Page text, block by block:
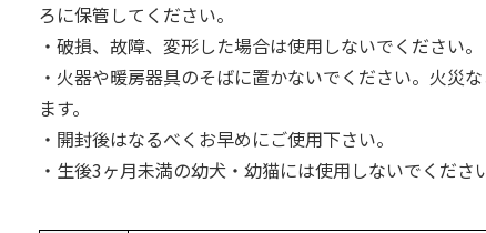
ろに保管してください。
・破損、故障、変形した場合は使用しないでください。
・火器や暖房器具のそばに置かないでください。火災
ます。
・開封後はなるべくお早めにご使用下さい。
・生後3ヶ月未満の幼犬・幼猫には使用しないでくださ